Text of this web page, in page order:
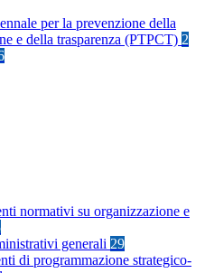
per la prevenzione della
e della trasparenza (PTPCT) 2
normativi su organizzazione e
generali 29
di programmazione strategico-